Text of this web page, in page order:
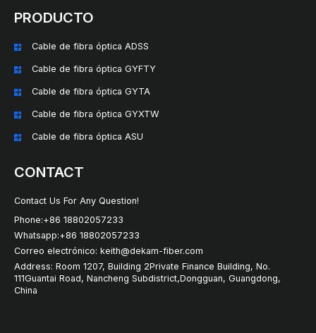
PRODUCTO
Cable de fibra óptica ADSS
Cable de fibra óptica GYFTY
Cable de fibra óptica GYTA
Cable de fibra óptica GYXTW
Cable de fibra óptica ASU
CONTACT
Contact Us For Any Question!
Phone:+86 18802057233
Whatsapp:+86 18802057233
Correo electrónico: keith@dekam-fiber.com
Address: Room 1207, Building 2Private Finance Building, No.
111Guantai Road, Nancheng Subdistrict,Dongguan, Guangdong,
China